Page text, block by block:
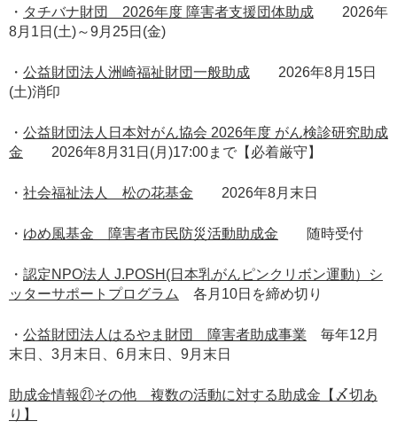
・ タチバナ財団 2026年度 障害者支援団体助成 2026年
8月1日(土)～9月25日(金)
・ 公益財団法人洲崎福祉財団一般助成 2026年8月15日
(土)消印
・ 公益財団法人日本対がん協会 2026年度 がん検診研究助成
金 2026年8月31日(月)17:00まで【必着厳守】
・ 社会福祉法人 松の花基金 2026年8月末日
・ ゆめ風基金 障害者市民防災活動助成金 随時受付
・ 認定NPO法人 J.POSH(日本乳がんピンクリボン運動）シ
ッターサポートプログラム
各月10日を締め切り
・ 公益財団法人はるやま財団 障害者助成事業 毎年12月
末日、3月末日、6月末日、9月末日
助成金情報㉑その他 複数の活動に対する助成金【〆切あ
り】